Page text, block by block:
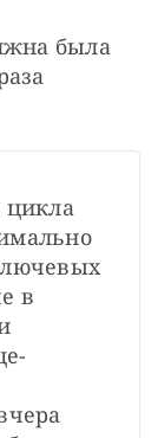
была
цикла
в